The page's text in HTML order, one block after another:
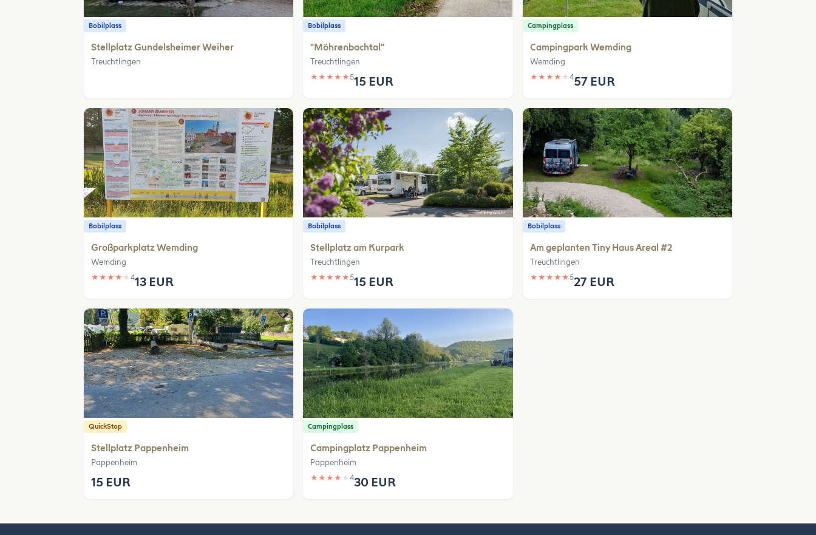
Bobilplass
Stellplatz Gundelsheimer Weiher
Treuchtlingen
Bobilplass
"Möhrenbachtal"
Treuchtlingen
★ ★ ★ ★ ★515 EUR
Campingplass
Campingpark Wemding
Wemding
★ ★ ★ ★ ★ 457 EUR
Bobilplass
Großparkplatz Wemding
Wemding
★ ★ ★ ★ ★ 413 EUR
Bobilplass
Stellplatz am Kurpark
Treuchtlingen
★ ★ ★ ★ ★515 EUR
Bobilplass
Am geplanten Tiny Haus Areal #2
Treuchtlingen
★ ★ ★ ★ ★527 EUR
QuickStop
Stellplatz Pappenheim
Pappenheim
15 EUR
Campingplass
Campingplatz Pappenheim
Pappenheim
★ ★ ★ ★ ★430 EUR